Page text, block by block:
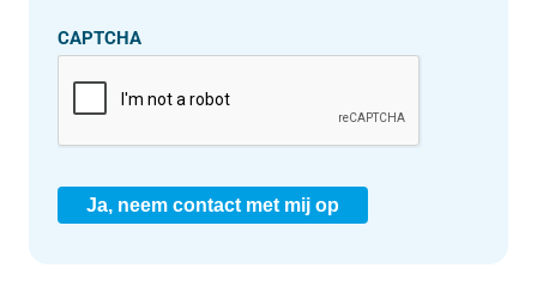
CAPTCHA
Ja, neem contact met mij op